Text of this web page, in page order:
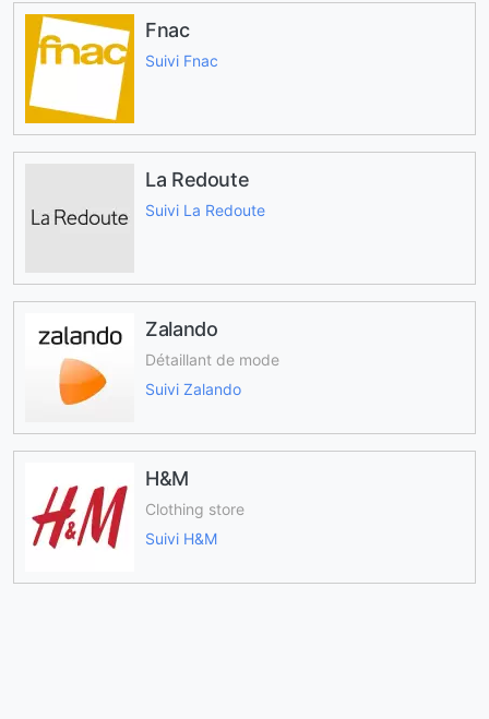
Fnac
Suivi Fnac
La Redoute
Suivi La Redoute
Zalando
Détaillant de mode
Suivi Zalando
H&M
Clothing store
Suivi H&M